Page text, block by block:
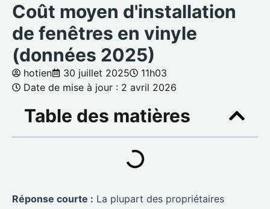
Coût moyen d'installation
de fenêtres en vinyle
(données 2025)
hotien 30 juillet 2025
11h03
Date de mise à jour : 2 avril 2026
Table des matières
Réponse courte : La plupart des propriétaires